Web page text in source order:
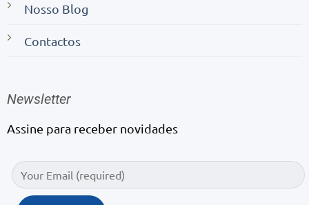
Nosso Blog
Contactos
Newsletter
Assine para receber novidades